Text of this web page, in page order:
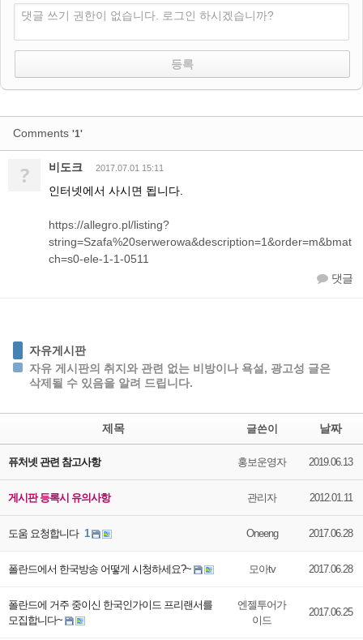
댓글 쓰기 권한이 없습니다. 로그인 하시겠습니까?
Comments '1'
? 비도크 2017.07.01 15:11
인터넷에서 사시면 됩니다.
https://allegro.pl/listing?
string=Szafa%20serwerowa&description=1&order=m&bmat
ch=s0-ele-1-1-0511
댓글
자유게시판
자유 게시판의 취지와 관련 없는 비방이나 욕설, 광고성 글은
삭제될 수 있음을 알려 드립니다.
제목 글쓴이 날짜
퓨처넷 관련 참고사항 홍보운영자 2019.06.13
게시판 등록시 유의사항 관리자 2012.01.11
도움 요청합니다 1 Oneeng 2017.06.28
폴란드에서 한국방송 어떻게 시청하세요?~ 모아tv 2017.06.28
폴란드에 거주 중이신 한국인가이드 프리랜서를
모집합니다~
엔젤투어가
이드
2017.06.25